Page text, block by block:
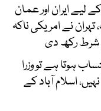
لیے ایران اور عمان
نے امریکی ناکہ
شرط رکھ دی
ہوتا ہے تو وزرا
اسلام آباد کے